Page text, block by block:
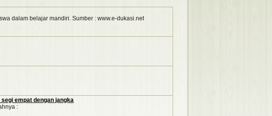
dalam belajar mandiri. Sumber : www.e-dukasi.net
empat dengan jangka
: